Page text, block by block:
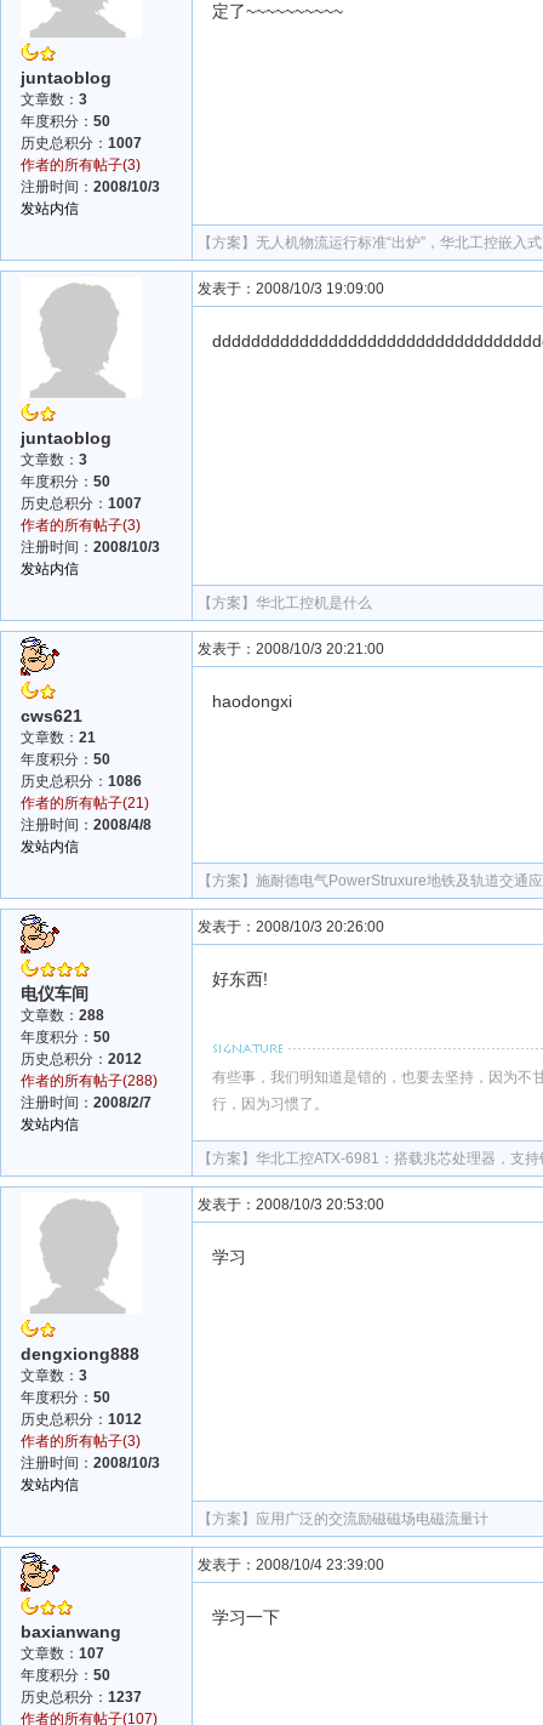
juntaoblog
文章数： 3
年度积分： 50
历史总积分： 1007
作者的所有帖子(3)
注册时间： 2008/10/3
发站内信
定了~~~~~~~~~~
【方案】 无人机物流运行标准“出炉”，华北工控嵌入
juntaoblog
文章数： 3
年度积分： 50
历史总积分： 1007
作者的所有帖子(3)
注册时间： 2008/10/3
发站内信
发表于：2008/10/3 19:09:00
【方案】 华北工控机是什么
cws621
文章数： 21
年度积分： 50
历史总积分： 1086
作者的所有帖子(21)
注册时间： 2008/4/8
发站内信
发表于：2008/10/3 20:21:00
haodongxi
【方案】 施耐德电气PowerStruxure地铁及轨道交通
电仪车间
文章数： 288
年度积分： 50
历史总积分： 2012
作者的所有帖子(288)
注册时间： 2008/2/7
发站内信
发表于：2008/10/3 20:26:00
好东西!
有些事，我们明知道是错的，也要去坚持，因为不
行，因为习惯了。
【方案】 华北工控ATX-6981：搭载兆芯处理器，支
dengxiong888
文章数： 3
年度积分： 50
历史总积分： 1012
作者的所有帖子(3)
注册时间： 2008/10/3
发站内信
发表于：2008/10/3 20:53:00
学习
【方案】 应用广泛的交流励磁磁场电磁流量计
baxianwang
文章数： 107
年度积分： 50
历史总积分： 1237
作者的所有帖子(107)
发表于：2008/10/4 23:39:00
学习一下